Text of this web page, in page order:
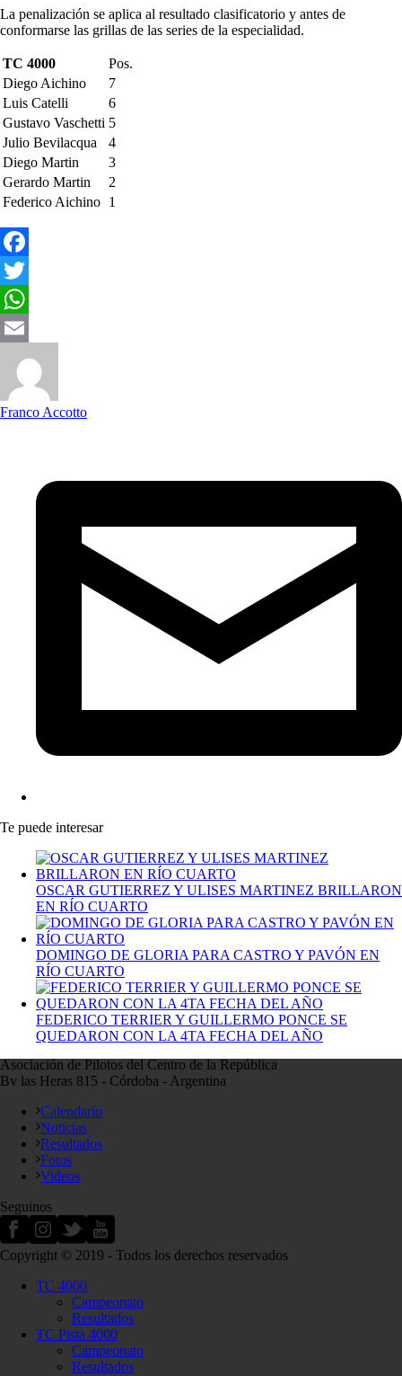
La penalización se aplica al resultado clasificatorio y antes de
conformarse las grillas de las series de la especialidad.
TC 4000
Pos.
Diego Aichino
7
Luis Catelli
6
Gustavo Vaschetti 5
Julio Bevilacqua
4
Diego Martin
3
Gerardo Martin
2
Federico Aichino 1
Facebook
Twitter
WhatsApp
Email
Franco Accotto
Te puede interesar
OSCAR GUTIERREZ Y ULISES MARTINEZ BRILLARON
EN RÍO CUARTO
DOMINGO DE GLORIA PARA CASTRO Y PAVÓN EN
RÍO CUARTO
FEDERICO TERRIER Y GUILLERMO PONCE SE
QUEDARON CON LA 4TA FECHA DEL AÑO
Asociación de Pilotos del Centro de la República
Bv las Heras 815 - Córdoba - Argentina
Calendario
Noticias
Resultados
Fotos
Videos
Seguinos
Copyright © 2019 - Todos los derechos reservados
TC 4000
Campeonato
Resultados
TC Pista 4000
Campeonato
Resultados